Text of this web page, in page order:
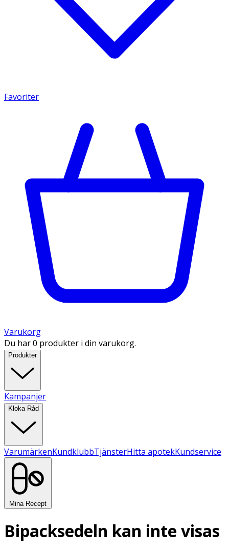
Favoriter
Varukorg
Du har 0 produkter i din varukorg.
Produkter
Kampanjer
Kloka Råd
VarumärkenKundklubbTjänsterHitta apotekKundservice
Mina Recept
Bipacksedeln kan inte visas